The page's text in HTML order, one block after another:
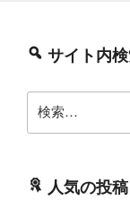
サイト内
索:
人気の投稿